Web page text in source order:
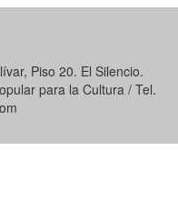
Piso 20. El Silencio.
para la Cultura / Tel.